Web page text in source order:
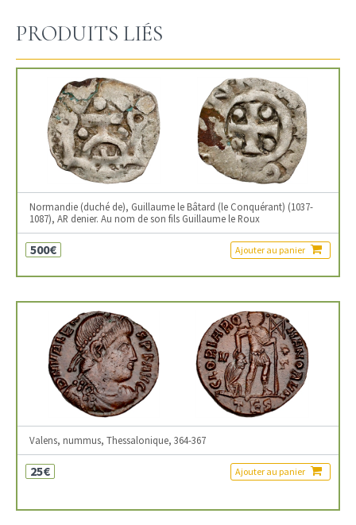
PRODUITS LIÉS
Normandie (duché de), Guillaume le Bâtard (le Conquérant) (1037-
1087), AR denier. Au nom de son fils Guillaume le Roux
500€ Ajouter au panier
Valens, nummus, Thessalonique, 364-367
25€ Ajouter au panier